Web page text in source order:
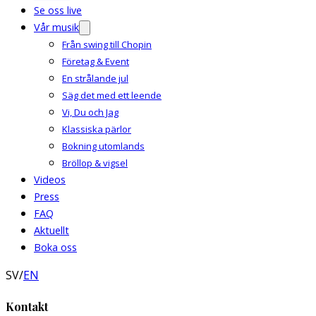
Se oss live
Vår musik
Från swing till Chopin
Företag & Event
En strålande jul
Säg det med ett leende
Vi, Du och Jag
Klassiska pärlor
Bokning utomlands
Bröllop & vigsel
Videos
Press
FAQ
Aktuellt
Boka oss
SV/EN
Kontakt